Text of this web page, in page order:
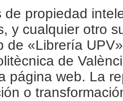
de propiedad
y cualquier otro
de «Librería
de
página web. La
o